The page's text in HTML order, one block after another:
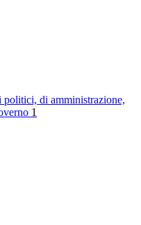
di amministrazione,
1